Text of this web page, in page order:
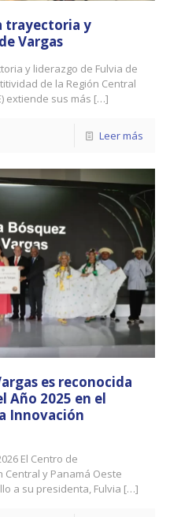
trayectoria y
Vargas
y liderazgo de Fulvia de
de la Región Central
extiende sus más […]
Leer más
es reconocida
Año 2025 en el
Innovación
El Centro de
Central y Panamá Oeste
a su presidenta, Fulvia […]